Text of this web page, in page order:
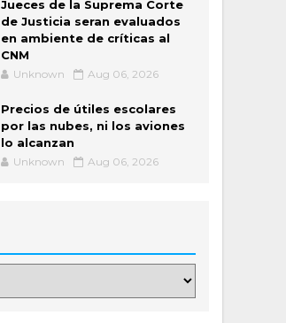
Jueces de la Suprema Corte
de Justicia seran evaluados
en ambiente de críticas al
CNM
Unknown Aug 06, 2026
Precios de útiles escolares
por las nubes, ni los aviones
lo alcanzan
Unknown Aug 06, 2026